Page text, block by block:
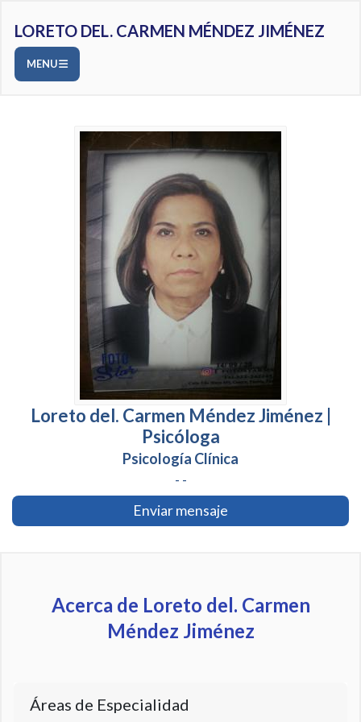
LORETO DEL. CARMEN MÉNDEZ JIMÉNEZ
MENU
Loreto del. Carmen Méndez Jiménez |
Psicóloga
Psicología Clínica
- -
Enviar mensaje
Acerca de Loreto del. Carmen
Méndez Jiménez
Áreas de Especialidad